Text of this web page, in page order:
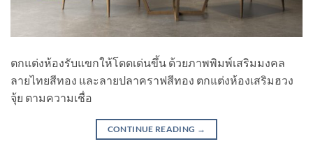
ตกแต่งห้องรับแขกให้โดดเด่นขึ้น ด้วยภาพพิมพ์เสริมมงคล
ลายไทยสีทอง และลายปลาคราฟสีทอง ตกแต่งห้องเสริมฮวง
จุ้ย ตามความเชื่อ
CONTINUE READING →